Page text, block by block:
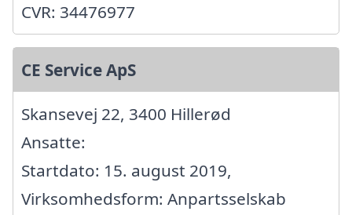
CVR: 34476977
CE Service ApS
Skansevej 22, 3400 Hillerød
Ansatte:
Startdato: 15. august 2019,
Virksomhedsform: Anpartsselskab